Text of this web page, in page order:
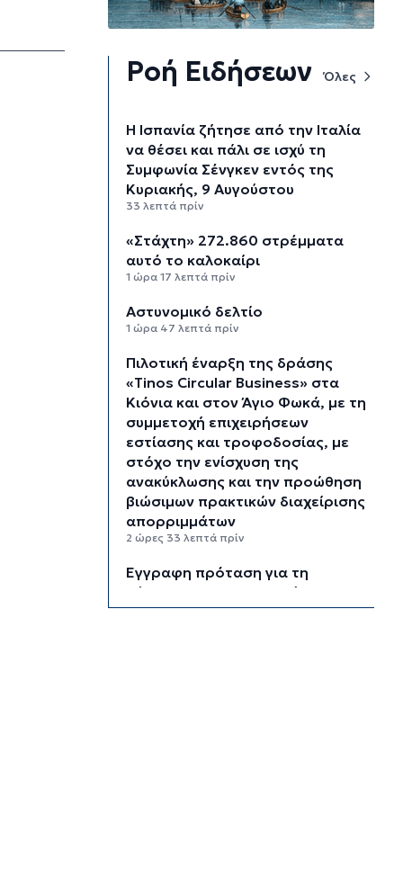
Ροή Ειδήσεων Όλες
H Ισπανία ζήτησε από την Ιταλία
να θέσει και πάλι σε ισχύ τη
Συμφωνία Σένγκεν εντός της
Κυριακής, 9 Αυγούστου
33 λεπτά πρίν
«Στάχτη» 272.860 στρέμματα
αυτό το καλοκαίρι
1 ώρα 17 λεπτά πρίν
Αστυνομικό δελτίο
1 ώρα 47 λεπτά πρίν
Πιλοτική έναρξη της δράσης
«Tinos Circular Business» στα
Κιόνια και στον Άγιο Φωκά, με τη
συμμετοχή επιχειρήσεων
εστίασης και τροφοδοσίας, με
στόχο την ενίσχυση της
ανακύκλωσης και την προώθηση
βιώσιμων πρακτικών διαχείρισης
απορριμμάτων
2 ώρες 33 λεπτά πρίν
Έγγραφη πρόταση για τη
σύσταση και λειτουργεία της
Τουριστικής Επιτροπής